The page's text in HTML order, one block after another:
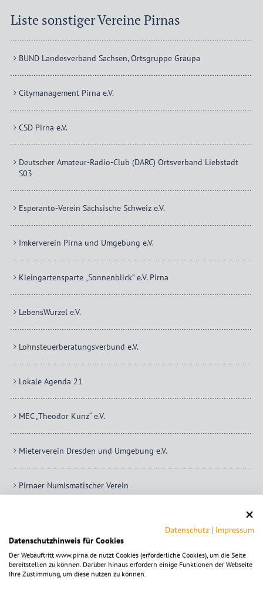
Liste sonstiger Vereine Pirnas
BUND Landesverband Sachsen, Ortsgruppe Graupa
Citymanagement Pirna e.V.
CSD Pirna e.V.
Deutscher Amateur-Radio-Club (DARC) Ortsverband Liebstadt
S03
Esperanto-Verein Sächsische Schweiz e.V.
Imkerverein Pirna und Umgebung e.V.
Kleingartensparte „Sonnenblick“ e.V. Pirna
LebensWurzel e.V.
Lohnsteuerberatungsverbund e.V.
Lokale Agenda 21
MEC „Theodor Kunz“ e.V.
Mieterverein Dresden und Umgebung e.V.
Pirnaer Numismatischer Verein
Rassegeflügelzuchtverein Pirna und Umgebung e.V.
Datenschutz | Impressum
Datenschutzhinweis für Cookies
Der Webauftritt www.pirna.de nutzt Cookies (erforderliche Cookies), um die Seite
bereitstellen zu können. Darüber hinaus erfordern einige Funktionen der Webseite
Ihre Zustimmung, um diese nutzen zu können.